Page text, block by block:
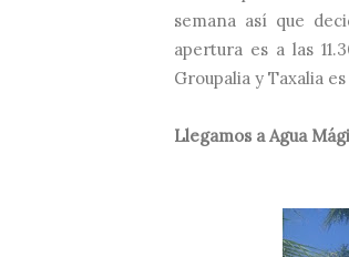
semana así que
apertura es a las
Groupalia y Taxalia
Llegamos a Agua